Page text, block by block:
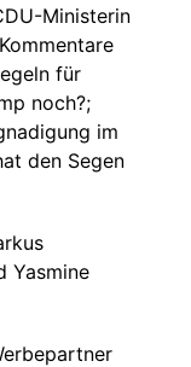
Ministerin
für
noch?;
im
den Segen
Yasmine